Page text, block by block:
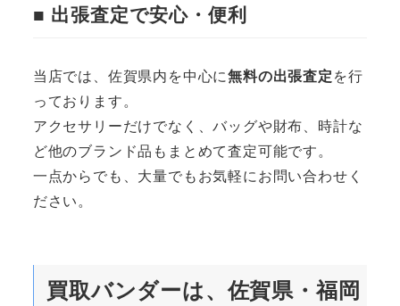
■ 出張査定で安心・便利
当店では、佐賀県内を中心に無料の出張査定を行
っております。
アクセサリーだけでなく、バッグや財布、時計な
ど他のブランド品もまとめて査定可能です。
一点からでも、大量でもお気軽にお問い合わせく
ださい。
買取バンダーは、佐賀県・福岡